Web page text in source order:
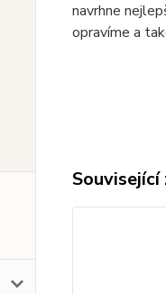
navrhne
opravíme a
Související